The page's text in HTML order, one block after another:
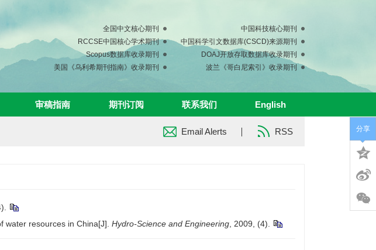
全国中文核心期刊
中国科技核心期刊
RCCSE中国核心学术期刊
中国科学引文数据库(CSCD)来源期刊
Scopus数据库收录期刊
DOAJ开放存取数据库收录期刊
美国《乌利希期刊指南》收录期刊
波兰《哥白尼索引》收录期刊
审稿指南 期刊订阅 联系我们 English
Email Alerts RSS
water resources in China[J]. Hydro-Science and Engineering , 2009, (4).
分享